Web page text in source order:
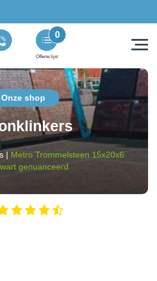
Offerte lijst
0
Onze shop
| Metro Trommelsteen 15x20x6
genuanceerd